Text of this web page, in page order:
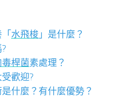
水飛梭 」是什麼？
毒桿菌素處理？
受歡迎?
什麼？有什麼優勢？